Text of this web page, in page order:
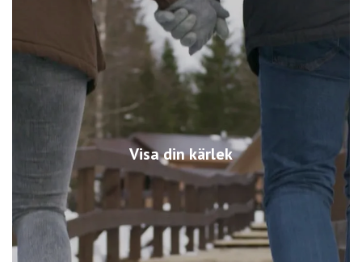
Visa din kärlek